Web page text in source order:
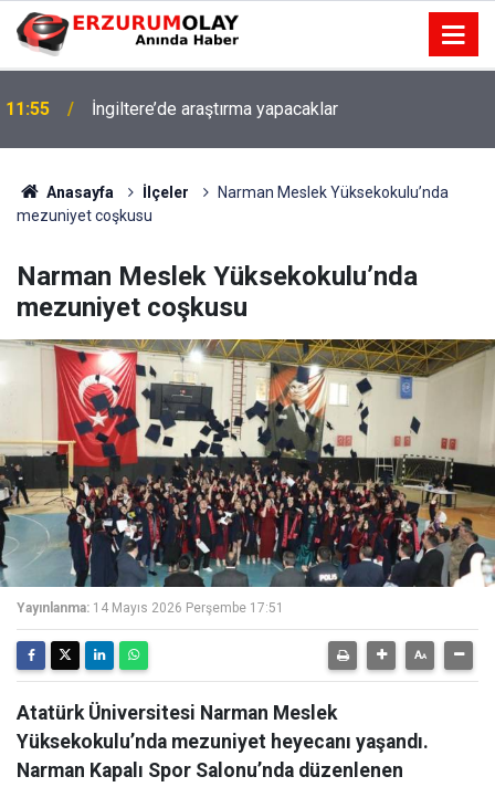
11:55 İngiltere’de araştırma yapacaklar
Anasayfa İlçeler
Narman Meslek Yüksekokulu’nda
mezuniyet coşkusu
Narman Meslek Yüksekokulu’nda
mezuniyet coşkusu
Yayınlanma: 14 Mayıs 2026 Perşembe 17:51
Atatürk Üniversitesi Narman Meslek
Yüksekokulu’nda mezuniyet heyecanı yaşandı.
Narman Kapalı Spor Salonu’nda düzenlenen